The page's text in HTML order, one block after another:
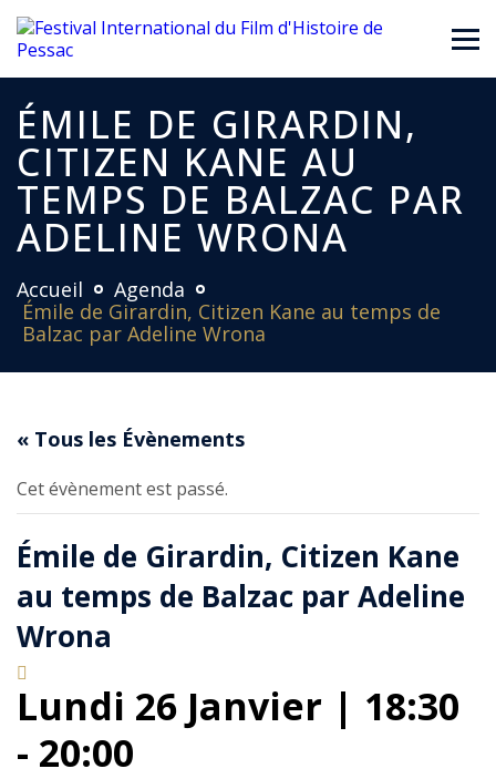
ÉMILE DE GIRARDIN,
CITIZEN KANE AU
TEMPS DE BALZAC PAR
ADELINE WRONA
Accueil
Agenda
Émile de Girardin, Citizen Kane au temps de
Balzac par Adeline Wrona
« Tous les Évènements
Cet évènement est passé.
Émile de Girardin, Citizen Kane
au temps de Balzac par Adeline
Wrona
Lundi 26 Janvier | 18:30
- 20:00